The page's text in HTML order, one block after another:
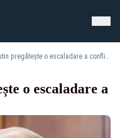
Istoric: „Putin pregătește o escaladare a conflictului!”
o escaladare a